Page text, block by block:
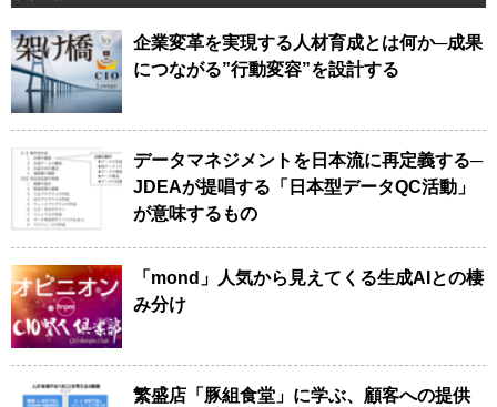
企業変革を実現する人材育成とは何か─成果
につながる”行動変容”を設計する
データマネジメントを日本流に再定義する─
JDEAが提唱する「日本型データQC活動」
が意味するもの
「mond」人気から見えてくる生成AIとの棲
み分け
繁盛店「豚組食堂」に学ぶ、顧客への提供